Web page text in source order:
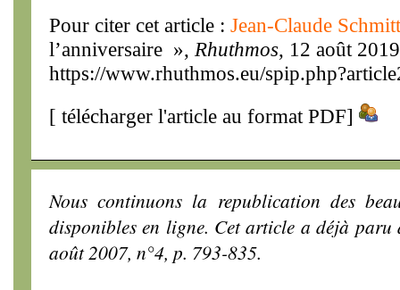
Pour citer cet article : Jean-Claude
l’anniversaire », Rhuthmos, 12 août
https://www.rhuthmos.eu/
[ télécharger l'article au format PDF]
Nous continuons la republication des
disponibles en ligne. Cet article a déjà
août 2007, n°4, p. 793-835.